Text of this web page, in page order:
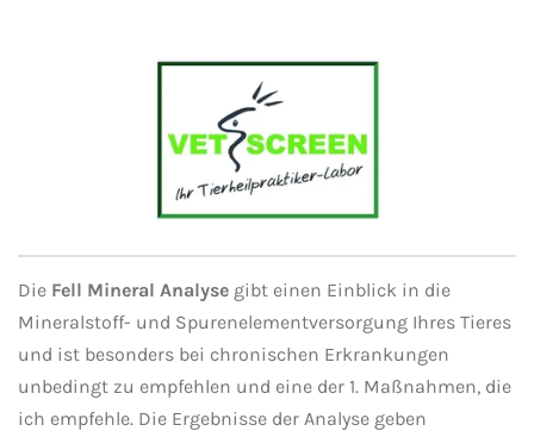
Die Fell Mineral Analyse gibt einen Einblick in die
Mineralstoff- und Spurenelementversorgung Ihres Tieres
und ist besonders bei chronischen Erkrankungen
unbedingt zu empfehlen und eine der 1. Maßnahmen, die
ich empfehle. Die Ergebnisse der Analyse geben